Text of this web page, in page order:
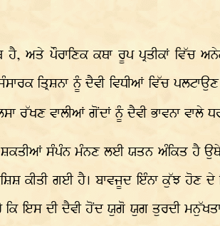
ਹੈ, ਅਤੇ ਪੌਰਾਣਿਕ ਕਥਾ ਰੂਪ ਪ੍ਰਤੀਕਾਂ ਵਿੱਚ
ਤ੍ਰਿਸ਼ਨਾ ਨੂੰ ਦੈਵੀ ਵਿਧੀਆਂ ਵਿੱਚ
ਰੱਖਣ ਵਾਲੀਆਂ ਗੋਂਦਾਂ ਨੂੰ ਦੈਵੀ ਭਾਵਨਾ ਵਾਲੇ
ਸ਼ਕਤੀਆਂ ਸੰਪੰਨ ਮੰਨਣ ਲਈ ਯਤਨ ਅੰਕਿਤ ਹੈ
ਕੀਤੀ ਗਈ ਹੈ। ਬਾਵਜੂਦ ਇੰਨਾ ਕੁੱਝ ਹੋਣ ਦੇ
ਕਿ ਇਸ ਦੀ ਦੈਵੀ ਹੋਂਦ ਯੁਗੋ ਯੁਗ ਤੁਰਦੀ